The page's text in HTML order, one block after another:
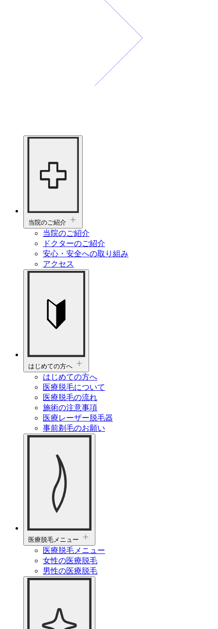
当院のご紹介
当院のご紹介
ドクターのご紹介
安心・安全への取り組み
アクセス
はじめての方へ
はじめての方へ
医療脱毛について
医療脱毛の流れ
施術の注意事項
医療レーザー脱毛器
事前剃毛のお願い
医療脱毛メニュー
医療脱毛メニュー
女性の医療脱毛
男性の医療脱毛